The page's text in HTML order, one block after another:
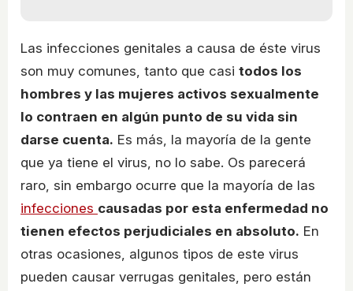
Las infecciones genitales a causa de éste virus
son muy comunes, tanto que casi todos los
hombres y las mujeres activos sexualmente
lo contraen en algún punto de su vida sin
darse cuenta. Es más, la mayoría de la gente
que ya tiene el virus, no lo sabe. Os parecerá
raro, sin embargo ocurre que la mayoría de las
infecciones causadas por esta enfermedad no
tienen efectos perjudiciales en absoluto. En
otras ocasiones, algunos tipos de este virus
pueden causar verrugas genitales, pero están